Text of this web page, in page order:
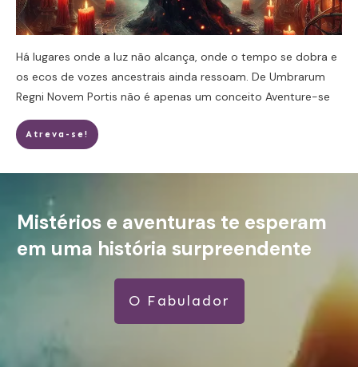
Há lugares onde a luz não alcança, onde o tempo se dobra e
os ecos de vozes ancestrais ainda ressoam. De Umbrarum
Regni Novem Portis não é apenas um conceito Aventure-se
Atreva-se!
Mistérios e aventuras te esperam
em uma história surpreendente
O Fabulador